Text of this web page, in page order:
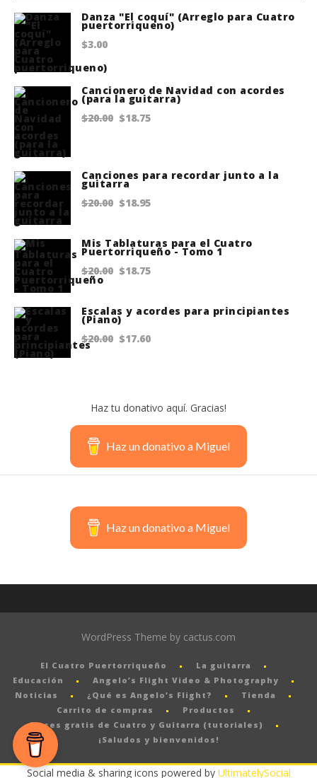
Danza "El coquí" (Arreglo para Cuatro
puertorriqueno)
$3.00
Cancionero de Navidad con acordes
(para la guitarra)
$20.00 Original
$20.00.
$18.75
$18.75.
Canciones para recordar junto a la
guitarra
$20.00 Original
was:
$18.95
is:
Mis Tablaturas para el Cuatro
Puertorriqueño - Tomo 1
$20.00 Original
was:
$18.75
is:
Escalas y acordes para principiantes
(Piano)
$20.00 Original
$17.60
Haz tu donativo aquí. Gracias!
Haz un donativo a Miguel
Haz un donativo a Miguel
WordPress Theme by cactus.com
El Cuatro Puertorriqueño
La guitarra
Educación
Angelo’s Flight Video & Photography
Noticias
¿Qué es Angelo’s Flight?
Tienda
Carrito de compras
Productos
Clases gratis de Cuatro y Guitarra (tutoriales)
¡Saludos y bienvenidos!
Social media & sharing icons powered by UltimatelySocial